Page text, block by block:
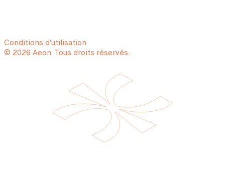
Conditions d'utilisation
© 2026 Aeon. Tous droits réservés.